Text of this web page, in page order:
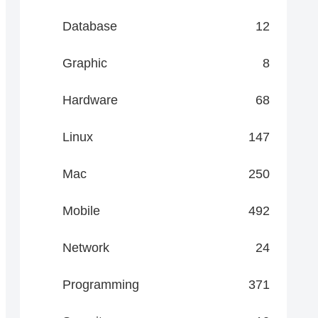
Database 12
Graphic 8
Hardware 68
Linux 147
Mac 250
Mobile 492
Network 24
Programming 371